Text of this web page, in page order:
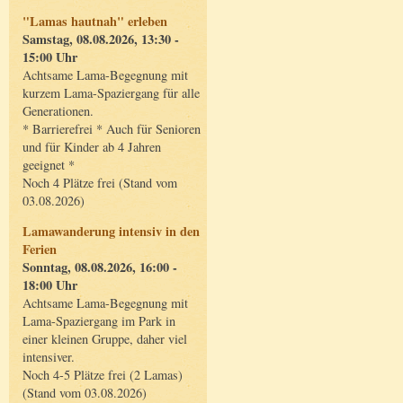
"Lamas hautnah" erleben
Samstag, 08.08.2026, 13:30 -
15:00 Uhr
Achtsame Lama-Begegnung mit
kurzem Lama-Spaziergang für alle
Generationen.
* Barrierefrei * Auch für Senioren
und für Kinder ab 4 Jahren
geeignet *
Noch 4 Plätze frei (Stand vom
03.08.2026)
Lamawanderung intensiv in den
Ferien
Sonntag, 08.08.2026, 16:00 -
18:00 Uhr
Achtsame Lama-Begegnung mit
Lama-Spaziergang im Park in
einer kleinen Gruppe, daher viel
intensiver.
Noch 4-5 Plätze frei (2 Lamas)
(Stand vom 03.08.2026)